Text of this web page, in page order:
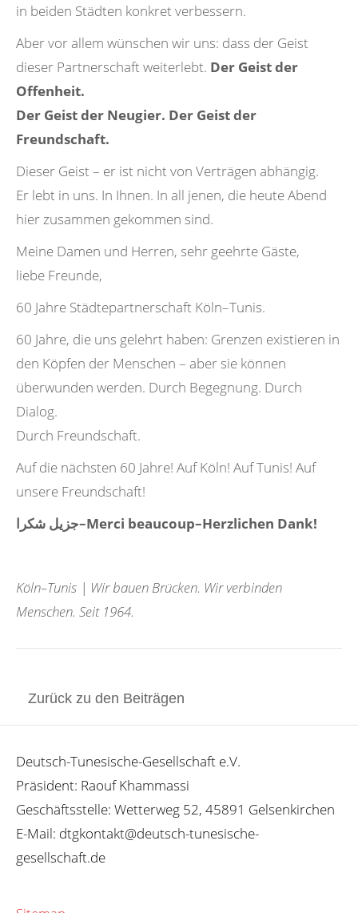
in beiden Städten konkret verbessern.
Aber vor allem wünschen wir uns: dass der Geist
dieser Partnerschaft weiterlebt. Der Geist der
Offenheit.
Der Geist der Neugier. Der Geist der
Freundschaft.
Dieser Geist – er ist nicht von Verträgen abhängig.
Er lebt in uns. In Ihnen. In all jenen, die heute Abend
hier zusammen gekommen sind.
Meine Damen und Herren, sehr geehrte Gäste,
liebe Freunde,
60 Jahre Städtepartnerschaft Köln–Tunis.
60 Jahre, die uns gelehrt haben: Grenzen existieren in
den Köpfen der Menschen – aber sie können
überwunden werden. Durch Begegnung. Durch
Dialog.
Durch Freundschaft.
Auf die nächsten 60 Jahre! Auf Köln! Auf Tunis! Auf
unsere Freundschaft!
جزيل شكرا–Merci beaucoup–Herzlichen Dank!
Köln–Tunis | Wir bauen Brücken. Wir verbinden
Menschen. Seit 1964.
Zurück zu den Beiträgen
Deutsch-Tunesische-Gesellschaft e.V.
Präsident: Raouf Khammassi
Geschäftsstelle: Wetterweg 52, 45891 Gelsenkirchen
E-Mail: dtgkontakt@deutsch-tunesische-
gesellschaft.de